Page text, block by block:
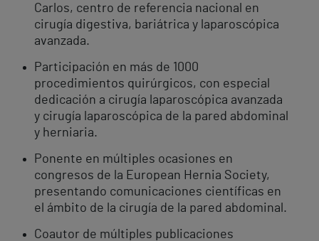
Carlos, centro de referencia nacional en
cirugía digestiva, bariátrica y laparoscópica
avanzada.
Participación en más de 1000
procedimientos quirúrgicos, con especial
dedicación a cirugía laparoscópica avanzada
y cirugía laparoscópica de la pared abdominal
y herniaria.
Ponente en múltiples ocasiones en
congresos de la European Hernia Society,
presentando comunicaciones científicas en
el ámbito de la cirugía de la pared abdominal.
Coautor de múltiples publicaciones